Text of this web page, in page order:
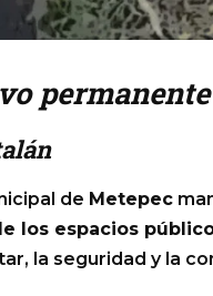
de Metepec
los espacios
la seguridad y la